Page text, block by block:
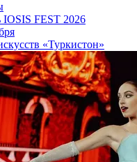
IOSIS FEST 2026
«Туркистон»